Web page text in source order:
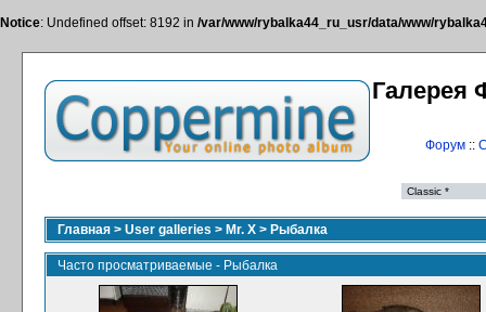
Notice: Undefined offset: 8192 in /var/www/rybalka44_ru_usr/data/www/
Галерея
Форум::
Главная > User galleries > Mr. X > Рыбалка
Часто просматриваемые - Рыбалка